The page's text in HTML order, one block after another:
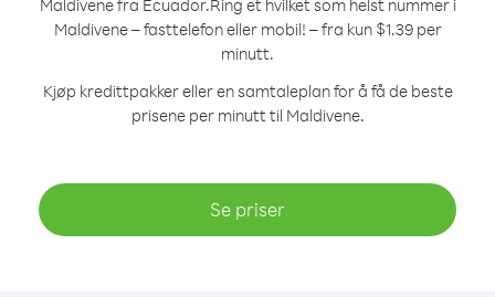
Maldivene fra Ecuador.Ring et hvilket som helst nummer i
Maldivene – fasttelefon eller mobil! – fra kun $1.39 per
minutt.
Kjøp kredittpakker eller en samtaleplan for å få de beste
prisene per minutt til Maldivene.
Se priser